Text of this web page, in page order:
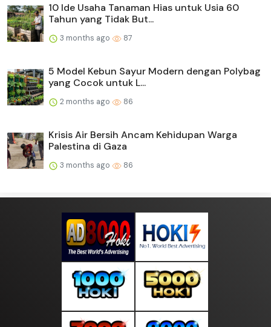
10 Ide Usaha Tanaman Hias untuk Usia 60
Tahun yang Tidak But...
3 months ago 87
5 Model Kebun Sayur Modern dengan Polybag
yang Cocok untuk L...
2 months ago 86
Krisis Air Bersih Ancam Kehidupan Warga
Palestina di Gaza
3 months ago 86